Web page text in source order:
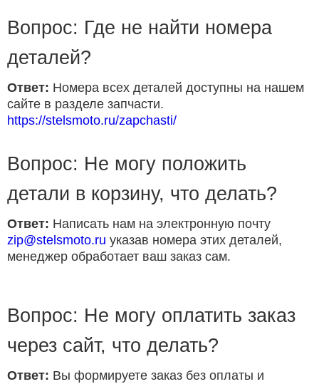
Вопрос: Где не найти номера
деталей?
Ответ: Номера всех деталей доступны на нашем
сайте в разделе запчасти.
https://stelsmoto.ru/zapchasti/
Вопрос: Не могу положить
детали в корзину, что делать?
Ответ: Написать нам на электронную почту
zip@stelsmoto.ru указав номера этих деталей,
менеджер обработает ваш заказ сам.
Вопрос: Не могу оплатить заказ
через сайт, что делать?
Ответ: Вы формируете заказ без оплаты и